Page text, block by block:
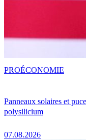
Panneaux solaires et
polysilicium
07.08.2026
PROÉCONOMIE